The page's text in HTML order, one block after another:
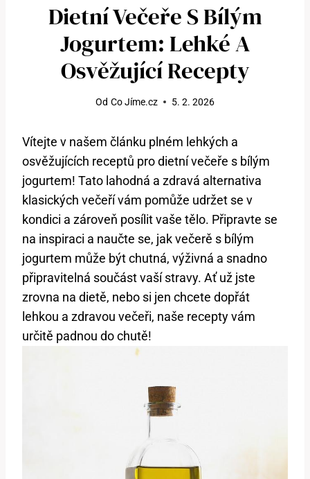
Dietní Večeře S Bílým
Jogurtem: Lehké A
Osvěžující Recepty
Od Co Jíme.cz 5. 2. 2026
Vítejte v našem článku plném lehkých a
osvěžujících receptů pro dietní večeře s bílým
jogurtem! Tato lahodná a zdravá alternativa
klasických večeří vám pomůže udržet se v
kondici a zároveň posílit vaše tělo. Připravte se
na inspiraci a naučte se, jak večerě s bílým
jogurtem může být chutná, výživná a snadno
připravitelná součást vaší stravy. Ať už jste
zrovna na dietě, nebo si jen chcete dopřát
lehkou a zdravou večeři, naše recepty vám
určitě padnou do chutě!